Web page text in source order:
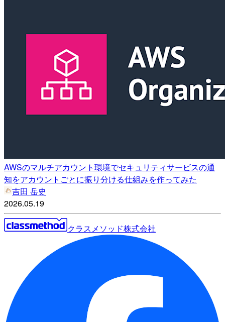
AWSのマルチアカウント環境でセキュリティサービスの通
知をアカウントごとに振り分ける仕組みを作ってみた
吉田 岳史
2026.05.19
クラスメソッド株式会社